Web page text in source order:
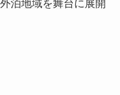
泊地域を舞台に展開